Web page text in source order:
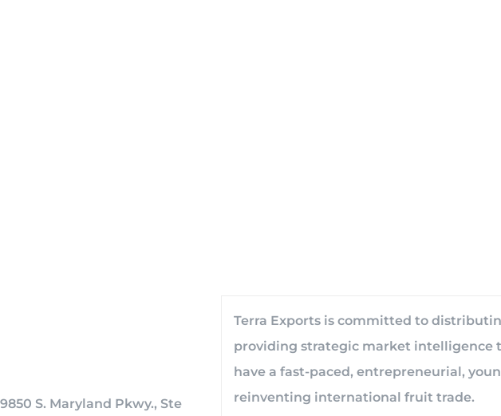
9850 S. Maryland Pkwy., Ste
Terra Exports is committed to
providing strategic market intelligence
have a fast-paced, entrepreneurial,
reinventing international fruit trade.